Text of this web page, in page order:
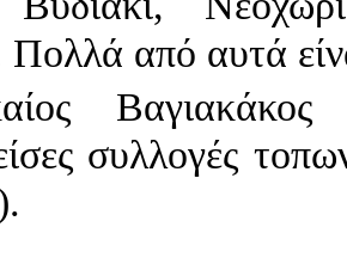
Πολλά από αυτά
συλλογές